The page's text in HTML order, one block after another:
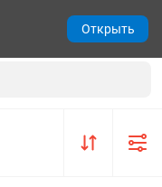
Открыть